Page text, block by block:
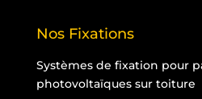
Nos Fixations
Systèmes de fixation pour
photovoltaïques sur toiture